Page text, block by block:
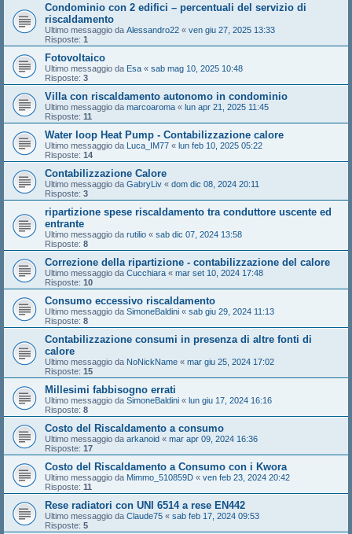
Condominio con 2 edifici – percentuali del servizio di
riscaldamento
Ultimo messaggio da Alessandro22 « ven giu 27, 2025 13:33
Risposte: 1
Fotovoltaico
Ultimo messaggio da Esa « sab mag 10, 2025 10:48
Risposte: 3
Villa con riscaldamento autonomo in condominio
Ultimo messaggio da marcoaroma « lun apr 21, 2025 11:45
Risposte: 11
Water loop Heat Pump - Contabilizzazione calore
Ultimo messaggio da Luca_IM77 « lun feb 10, 2025 05:22
Risposte: 14
Contabilizzazione Calore
Ultimo messaggio da GabryLiv « dom dic 08, 2024 20:11
Risposte: 3
ripartizione spese riscaldamento tra conduttore uscente ed
entrante
Ultimo messaggio da rutilio « sab dic 07, 2024 13:58
Risposte: 8
Correzione della ripartizione - contabilizzazione del calore
Ultimo messaggio da Cucchiara « mar set 10, 2024 17:48
Risposte: 10
Consumo eccessivo riscaldamento
Ultimo messaggio da SimoneBaldini « sab giu 29, 2024 11:13
Risposte: 8
Contabilizzazione consumi in presenza di altre fonti di
calore
Ultimo messaggio da NoNickName « mar giu 25, 2024 17:02
Risposte: 15
Millesimi fabbisogno errati
Ultimo messaggio da SimoneBaldini « lun giu 17, 2024 16:16
Risposte: 8
Costo del Riscaldamento a consumo
Ultimo messaggio da arkanoid « mar apr 09, 2024 16:36
Risposte: 17
Costo del Riscaldamento a Consumo con i Kwora
Ultimo messaggio da Mimmo_510859D « ven feb 23, 2024 20:42
Risposte: 11
Rese radiatori con UNI 6514 a rese EN442
Ultimo messaggio da Claude75 « sab feb 17, 2024 09:53
Risposte: 5